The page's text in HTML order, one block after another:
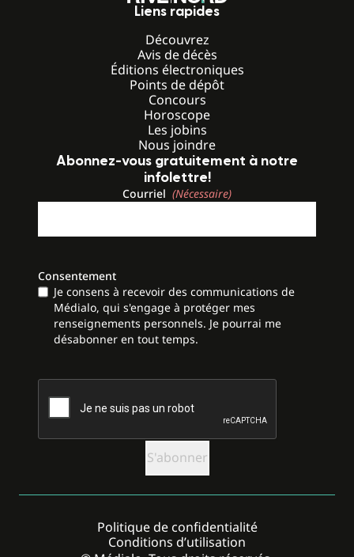
Liens rapides
Découvrez
Avis de décès
Éditions électroniques
Points de dépôt
Concours
Horoscope
Les jobins
Nous joindre
Abonnez-vous gratuitement à notre
infolettre!
Courriel (Nécessaire)
Consentement
Je consens à recevoir des communications de
Médialo, qui s'engage à protéger mes
renseignements personnels. Je pourrai me
désabonner en tout temps.
CAPTCHA
Politique de confidentialité
Conditions d’utilisation